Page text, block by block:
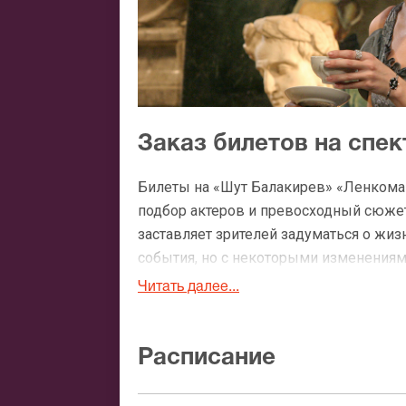
Заказ билетов на
Билеты на «Шут Балакирев»
подбор актеров и превосходный
заставляет зрителей задуматься о
события, но с некоторыми
I. Иван оказался замешан в деле о
«Шут Балакирев» в «Ленкоме»
переживает о будущем России. После
мало что понимала в управлении
Читать далее...
Расписание